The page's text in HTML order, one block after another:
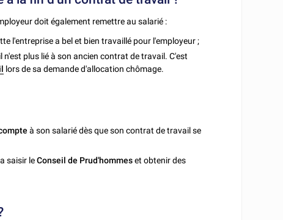
doit également remettre au salarié :
l'entreprise a bel et bien travaillé pour l'employeur ;
n'est plus lié à son ancien contrat de travail. C'est
lors de sa demande d'allocation chômage.
à son salarié dès que son contrat de travail se
saisir leConseil de Prud'hommeset obtenir des